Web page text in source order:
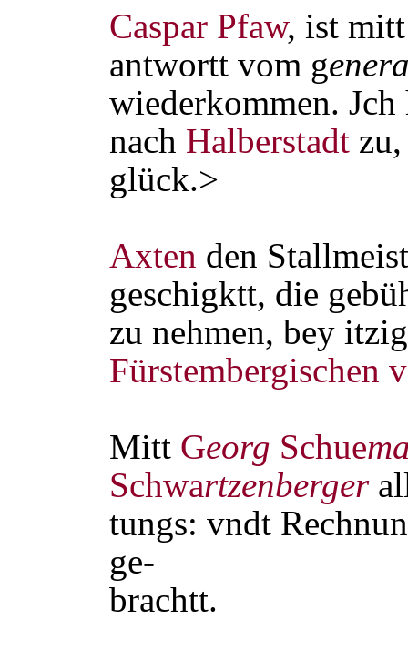
Caspar Pfaw, ist
antwortt vom g
wiederkommen.
nach Halberstadt
glück.>
Axten den
geschigktt, die
zu nehmen, bey
Fürstembergischen
Mitt Georg Schue
Schwartzenberger
tungs: vndt
ge-
brachtt.